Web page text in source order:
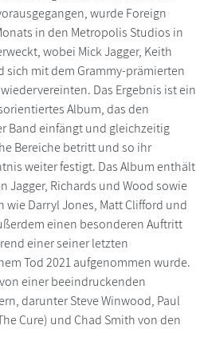
wurde Foreign
in den Metropolis Studios in
wobei Mick Jagger, Keith
sich mit dem Grammy-prämierten
Das Ergebnis ist ein
Album, das den
Band einfängt und gleichzeitig
Bereiche betritt und so ihr
weiter festigt. Das Album enthält
Jagger, Richards und Wood sowie
Darryl Jones, Matt Clifford und
einen besonderen Auftritt
einer seiner letzten
Tod 2021 aufgenommen wurde.
einer beeindruckenden
darunter Steve Winwood, Paul
Cure) und Chad Smith von den